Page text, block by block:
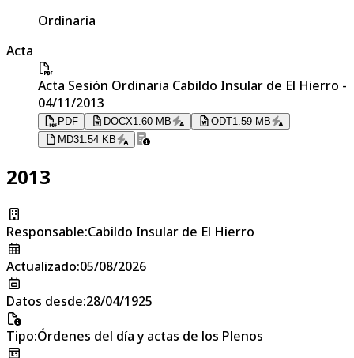
Ordinaria
Acta
Acta Sesión Ordinaria Cabildo Insular de El Hierro -
04/11/2013
PDF DOCX1.60 MB ODT1.59 MB
MD31.54 KB
2013
Responsable:Cabildo Insular de El Hierro
Actualizado:05/08/2026
Datos desde:28/04/1925
Tipo:Órdenes del día y actas de los Plenos